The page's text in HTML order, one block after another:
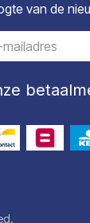
van de